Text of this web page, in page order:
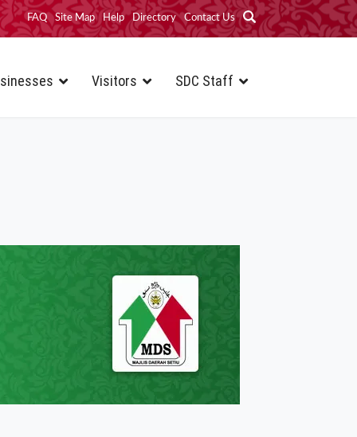
FAQ Site Map Help Directory Contact Us
Visitors SDC Staff